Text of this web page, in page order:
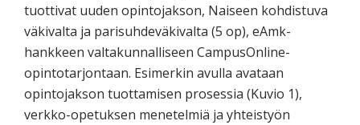
tuottivat uuden opintojakson, Naiseen kohdistuva
väkivalta ja parisuhdeväkivalta (5 op), eAmk-
hankkeen valtakunnalliseen CampusOnline-
opintotarjontaan. Esimerkin avulla avataan
opintojakson tuottamisen prosessia (Kuvio 1),
verkko-opetuksen menetelmiä ja yhteistyön